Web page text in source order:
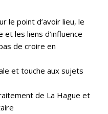
le point d’avoir lieu, le
les liens d’influence
de croire en
et touche aux sujets
de La Hague et